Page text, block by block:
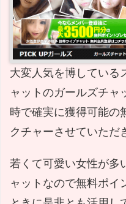
大変人気を博している
ャットのガールズチャ
時で確実に獲得可能の
クチャーさせていただ
若くて可愛い女性が多
ャットなので無料ポイ